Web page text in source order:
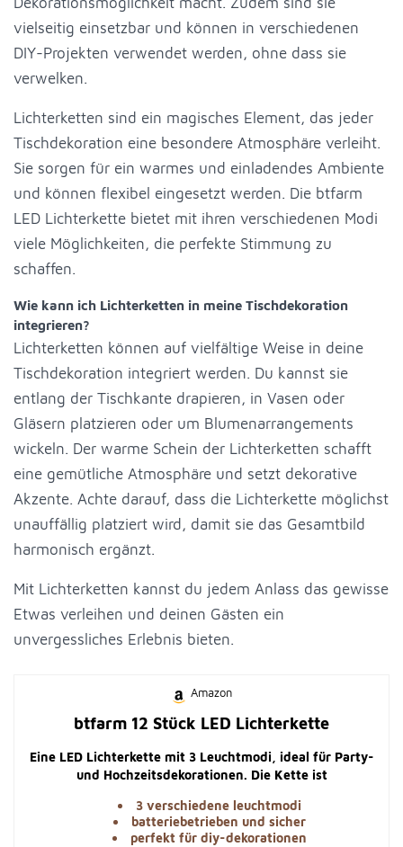
vielseitig einsetzbar und können in verschiedenen
DIY-Projekten verwendet werden, ohne dass sie
verwelken.
Lichterketten sind ein magisches Element, das jeder
Tischdekoration eine besondere Atmosphäre verleiht.
Sie sorgen für ein warmes und einladendes Ambiente
und können flexibel eingesetzt werden. Die btfarm
LED Lichterkette bietet mit ihren verschiedenen Modi
viele Möglichkeiten, die perfekte Stimmung zu
schaffen.
Wie kann ich Lichterketten in meine Tischdekoration
integrieren?
Lichterketten können auf vielfältige Weise in deine
Tischdekoration integriert werden. Du kannst sie
entlang der Tischkante drapieren, in Vasen oder
Gläsern platzieren oder um Blumenarrangements
wickeln. Der warme Schein der Lichterketten schafft
eine gemütliche Atmosphäre und setzt dekorative
Akzente. Achte darauf, dass die Lichterkette möglichst
unauffällig platziert wird, damit sie das Gesamtbild
harmonisch ergänzt.
Mit Lichterketten kannst du jedem Anlass das gewisse
Etwas verleihen und deinen Gästen ein
unvergessliches Erlebnis bieten.
Amazon
btfarm 12 Stück LED Lichterkette
Eine LED Lichterkette mit 3 Leuchtmodi, ideal für Party-
und Hochzeitsdekorationen. Die Kette ist
3 verschiedene leuchtmodi
batteriebetrieben und sicher
perfekt für diy-dekorationen